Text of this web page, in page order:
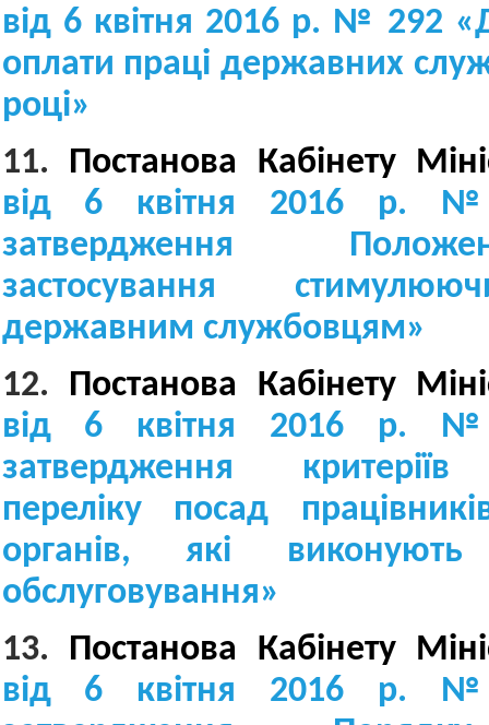
від 6 квітня 2016 р. № 292 «
оплати праці державних
році»
11. Постанова Кабінету
від 6 квітня 2016 р.
затвердження
застосування
державним службовцям»
12. Постанова Кабінету
від 6 квітня 2016 р.
затвердження
переліку посад
органів, які
обслуговування»
13. Постанова Кабінету
від 6 квітня 2016 р.